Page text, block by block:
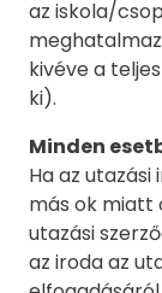
az iskola/
kivéve a
ki).
Minden
Ha az
más ok miatt
utazási
az iroda az